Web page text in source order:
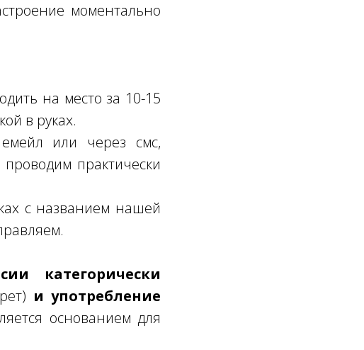
моментально
на место за 10-15
в руках.
или через смс,
практически
с названием нашей
категорически
и употребление
основанием для